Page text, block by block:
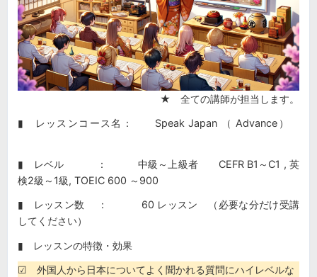
★ 全ての講師が担当します。
▮ レッスンコース名： Speak Japan （ Advance）
▮ レベル ： 中級～上級者 CEFR B1～C1 , 英
検2級～1級, TOEIC 600 ～900
▮ レッスン数 ： 60 レッスン （必要な分だけ受講
してください）
▮ レッスンの特徴・効果
☑ 外国人から日本についてよく聞かれる質問にハイレベルな